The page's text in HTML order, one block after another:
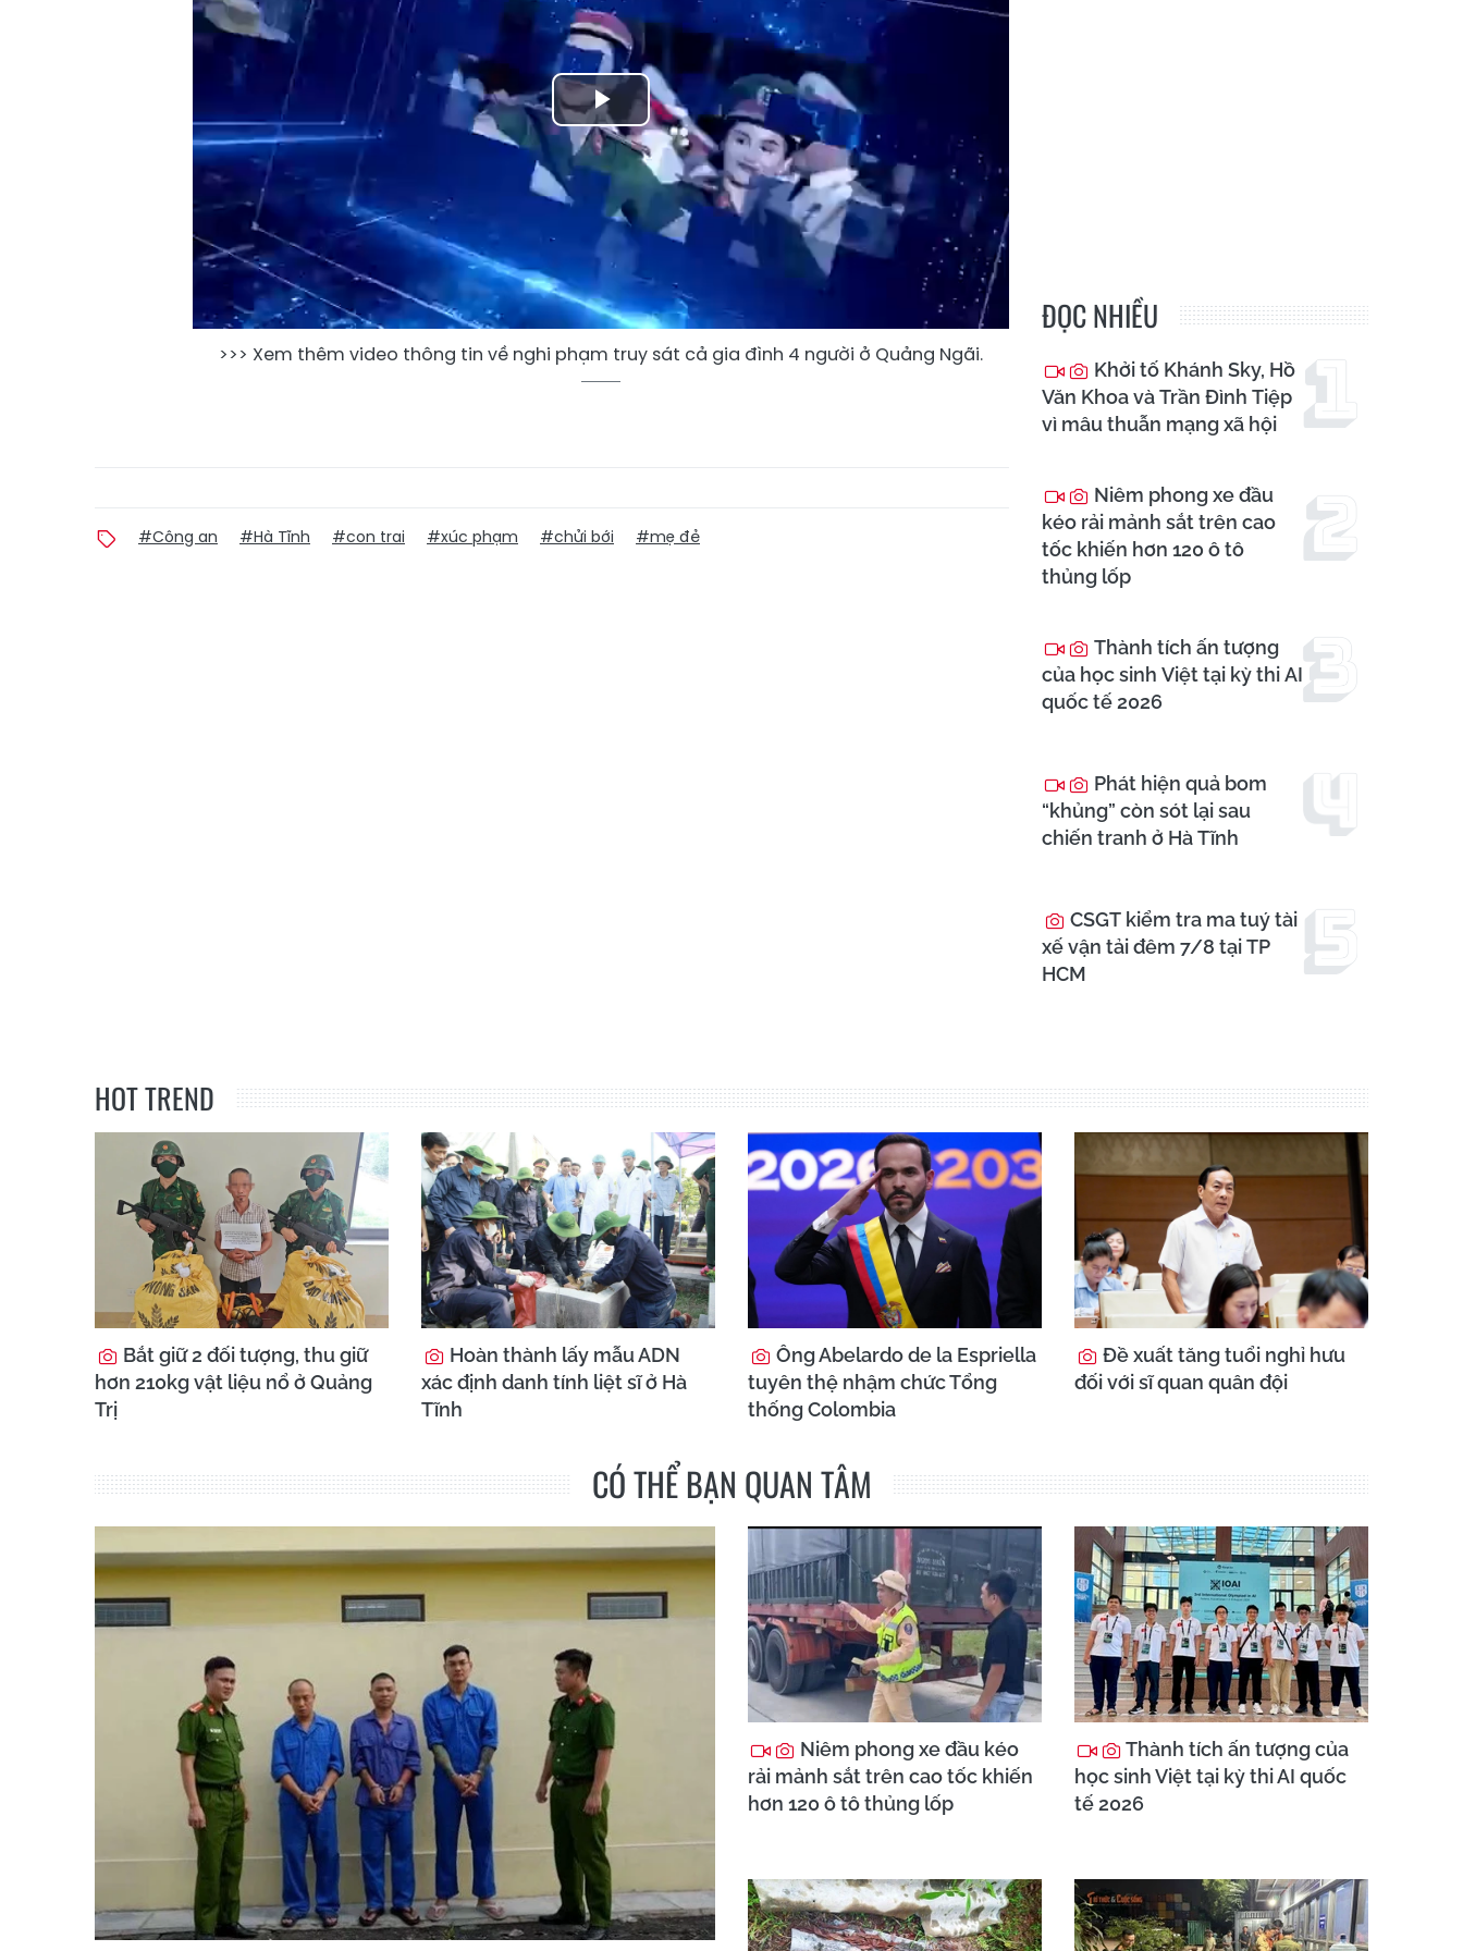
Play
Video
>>> Xem thêm video thông tin về nghi phạm truy sát cả gia đình 4 người ở Quảng Ngãi.
#Công an #Hà Tĩnh #con trai #xúc phạm #chửi bới #mẹ đẻ
ĐỌC NHIỀU
Khởi tố Khánh Sky, Hồ
Văn Khoa và Trần Đình Tiệp
vì mâu thuẫn mạng xã hội
Niêm phong xe đầu
kéo rải mảnh sắt trên cao
tốc khiến hơn 120 ô tô
thủng lốp
Thành tích ấn tượng
của học sinh Việt tại kỳ thi AI
quốc tế 2026
Phát hiện quả bom
“khủng” còn sót lại sau
chiến tranh ở Hà Tĩnh
CSGT kiểm tra ma tuý tài
xế vận tải đêm 7/8 tại TP
HCM
HOT TREND
Bắt giữ 2 đối tượng, thu giữ
hơn 210kg vật liệu nổ ở Quảng
Trị
Hoàn thành lấy mẫu ADN
xác định danh tính liệt sĩ ở Hà
Tĩnh
Ông Abelardo de la Espriella
tuyên thệ nhậm chức Tổng
thống Colombia
Đề xuất tăng tuổi nghỉ hưu
đối với sĩ quan quân đội
CÓ THỂ BẠN QUAN TÂM
Niêm phong xe đầu kéo
rải mảnh sắt trên cao tốc khiến
hơn 120 ô tô thủng lốp
Thành tích ấn tượng của
học sinh Việt tại kỳ thi AI quốc
tế 2026